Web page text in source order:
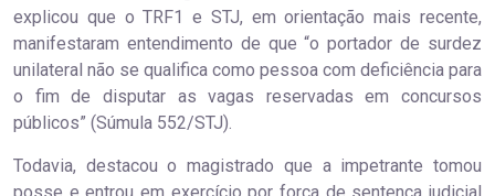
explicou que o TRF1 e STJ, em orientação mais recente,
manifestaram entendimento de que “o portador de surdez
unilateral não se qualifica como pessoa com deficiência para
o fim de disputar as vagas reservadas em concursos
públicos” (Súmula 552/STJ).
Todavia, destacou o magistrado que a impetrante tomou